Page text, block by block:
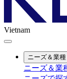
Vietnam
ニーズ＆業種
ニーズ＆業